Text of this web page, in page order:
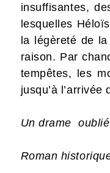
insuffisantes,
lesquelles
la légèreté de
raison. Par
tempêtes, les
jusqu’à
Un drame
Roman